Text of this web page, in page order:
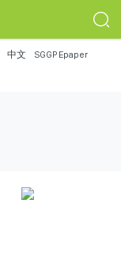
中文 SGGP Epaper